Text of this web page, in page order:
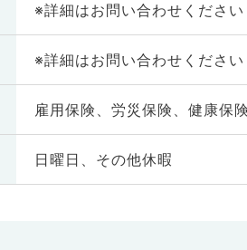
※詳細はお問い合わせください
※詳細はお問い合わせください
雇用保険、労災保険、健康保
日曜日、その他休暇